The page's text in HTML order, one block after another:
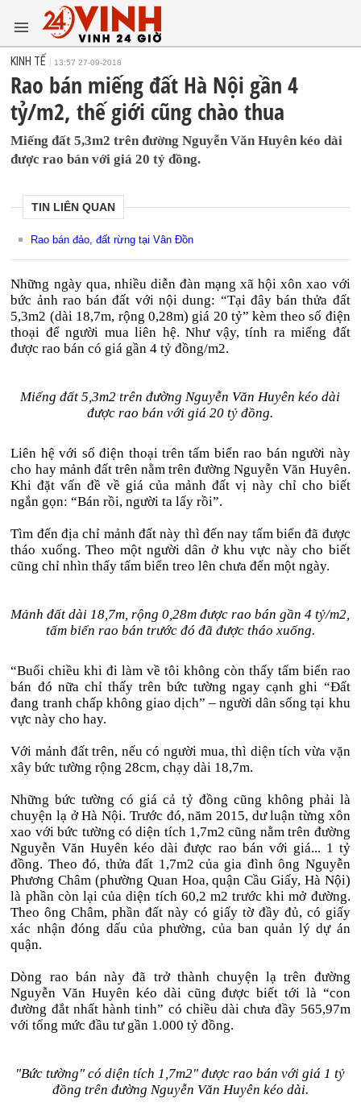
KINH TẾ 13:57 27-09-2018
Rao bán miếng đất Hà Nội gần 4
tỷ/m2, thế giới cũng chào thua
Miếng đất 5,3m2 trên đường Nguyễn Văn Huyên kéo dài
được rao bán với giá 20 tỷ đồng.
TIN LIÊN QUAN
Rao bán đảo, đất rừng tại Vân Đồn
Những ngày qua, nhiều diễn đàn mạng xã hội xôn xao với
bức ảnh rao bán đất với nội dung: “Tại đây bán thửa đất
5,3m2 (dài 18,7m, rộng 0,28m) giá 20 tỷ” kèm theo số điện
thoại để người mua liên hệ. Như vậy, tính ra miếng đất
được rao bán có giá gần 4 tỷ đồng/m2.
Miếng đất 5,3m2 trên đường Nguyễn Văn Huyên kéo dài
được rao bán với giá 20 tỷ đồng.
Liên hệ với số điện thoại trên tấm biển rao bán người này
cho hay mảnh đất trên nằm trên đường Nguyễn Văn Huyên.
Khi đặt vấn đề về giá của mảnh đất vị này chỉ cho biết
ngắn gọn: “Bán rồi, người ta lấy rồi”.
Tìm đến địa chỉ mảnh đất này thì đến nay tấm biển đã được
tháo xuống. Theo một người dân ở khu vực này cho biết
cũng chỉ nhìn thấy tấm biển treo lên chưa đến một ngày.
Mảnh đất dài 18,7m, rộng 0,28m được rao bán gần 4 tỷ/m2,
tấm biển rao bán trước đó đã được tháo xuống.
“Buổi chiều khi đi làm về tôi không còn thấy tấm biển rao
bán đó nữa chỉ thấy trên bức tường ngay cạnh ghi “Đất
đang tranh chấp không giao dịch” – người dân sống tại khu
vực này cho hay.
Với mảnh đất trên, nếu có người mua, thì diện tích vừa vặn
xây bức tường rộng 28cm, chạy dài 18,7m.
Những bức tường có giá cả tỷ đồng cũng không phải là
chuyện lạ ở Hà Nội. Trước đó, năm 2015, dư luận từng xôn
xao với bức tường có diện tích 1,7m2 cũng nằm trên đường
Nguyễn Văn Huyên kéo dài được rao bán với giá... 1 tỷ
đồng. Theo đó, thửa đất 1,7m2 của gia đình ông Nguyễn
Phương Châm (phường Quan Hoa, quận Cầu Giấy, Hà Nội)
là phần còn lại của diện tích 60,2 m2 trước khi mở đường.
Theo ông Châm, phần đất này có giấy tờ đầy đủ, có giấy
xác nhận đóng dấu của phường, của ban quản lý dự án
quận.
Dòng rao bán này đã trở thành chuyện lạ trên đường
Nguyễn Văn Huyên kéo dài cũng được biết tới là “con
đường đắt nhất hành tinh” có chiều dài chưa đầy 565,97m
với tổng mức đầu tư gần 1.000 tỷ đồng.
"Bức tường" có diện tích 1,7m2" được rao bán với giá 1 tỷ
đồng trên đường Nguyễn Văn Huyên kéo dài.